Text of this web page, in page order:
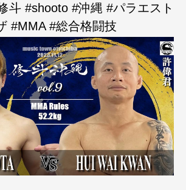
斗 #shooto #沖縄 #パラエスト
#MMA #総合格闘技